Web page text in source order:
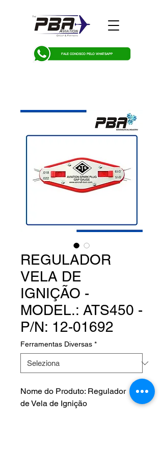
FALE CONOSCO PELO WHATSAPP
REGULADOR
VELA DE
IGNIÇÃO -
MODEL.: ATS450 -
P/N: 12-01692
Ferramentas Diversas *
Nome do Produto: Regulador
de Vela de Ignição